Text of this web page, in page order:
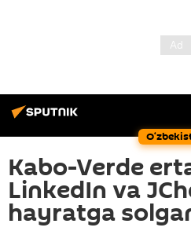
Kabo-Verde
LinkedIn va
hayratga